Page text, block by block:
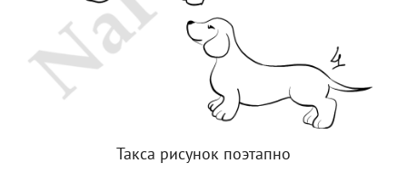
Такса рисунок поэтапно